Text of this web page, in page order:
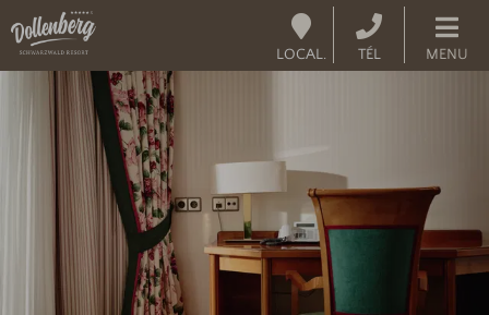
LOCAL. TÉL MENU